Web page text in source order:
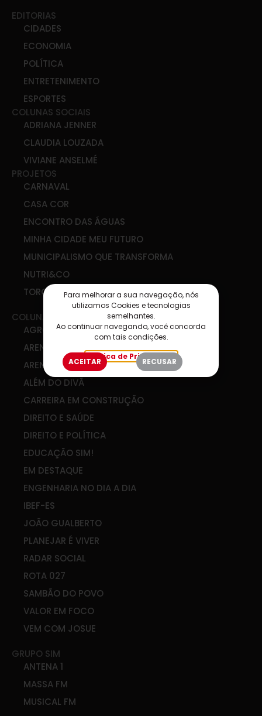
EDITORIAS
CIDADES
ECONOMIA
POLÍTICA
ENTRETENIMENTO
ESPORTES
COLUNAS SOCIAIS
ADRIANA JENNER
CLAUDIA LOUZADA
VIVIANE ANSELMÉ
PROJETOS
CARNAVAL
CASA COR
ENCONTRO DAS ÁGUAS
MINHA CIDADE MEU FUTURO
MUNICIPALISMO QUE TRANSFORMA
NUTRI&CO
TORCIDA SIM
COLUNAS
AGRO & COOP
ARENA DE IDEIAS
ARENA DIGITAL
ALÉM DO DIVÃ
CARREIRA EM CONSTRUÇÃO
DIREITO E SAÚDE
DIREITO E POLÍTICA
EDUCAÇÃO SIM!
EM DESTAQUE
ENGENHARIA NO DIA A DIA
IBEF-ES
JOÃO GUALBERTO
PLANEJAR É VIVER
RADAR SOCIAL
ROTA 027
SAMBÃO DO POVO
VALOR EM FOCO
VEM COM JOSUE
GRUPO SIM
ANTENA 1
MASSA FM
MUSICAL FM
Para melhorar a sua navegação, nós
utilizamos Cookies e tecnologias
semelhantes.
Ao continuar navegando, você concorda
com tais condições.
Política de Privacidade
ACEITAR RECUSAR